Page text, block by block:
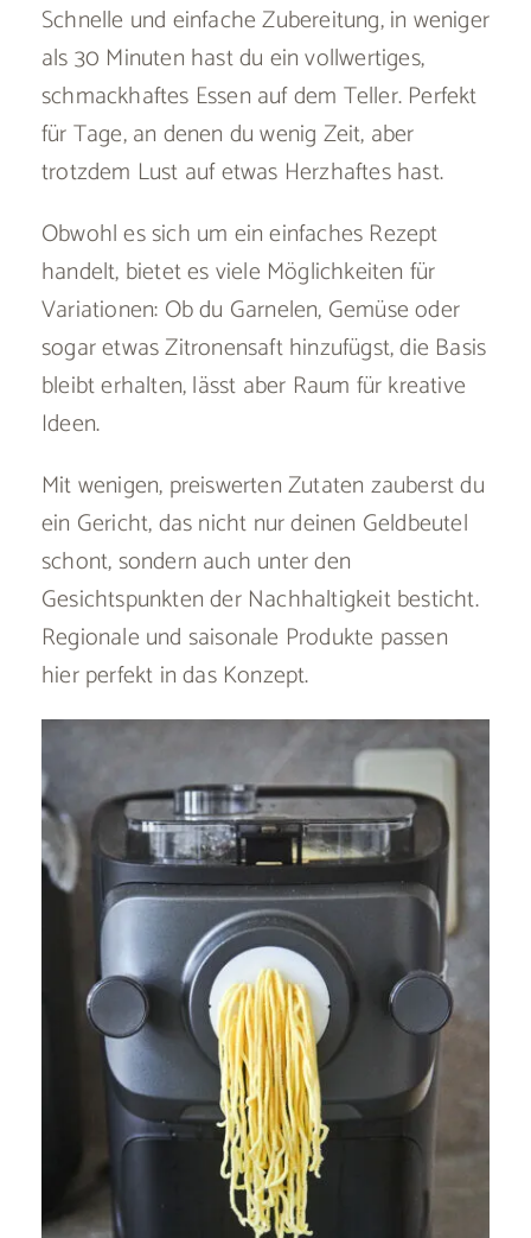
Schnelle und einfache Zubereitung, in weniger
als 30 Minuten hast du ein vollwertiges,
schmackhaftes Essen auf dem Teller. Perfekt
für Tage, an denen du wenig Zeit, aber
trotzdem Lust auf etwas Herzhaftes hast.
Obwohl es sich um ein einfaches Rezept
handelt, bietet es viele Möglichkeiten für
Variationen: Ob du Garnelen, Gemüse oder
sogar etwas Zitronensaft hinzufügst, die Basis
bleibt erhalten, lässt aber Raum für kreative
Ideen.
Mit wenigen, preiswerten Zutaten zauberst du
ein Gericht, das nicht nur deinen Geldbeutel
schont, sondern auch unter den
Gesichtspunkten der Nachhaltigkeit besticht.
Regionale und saisonale Produkte passen
hier perfekt in das Konzept.